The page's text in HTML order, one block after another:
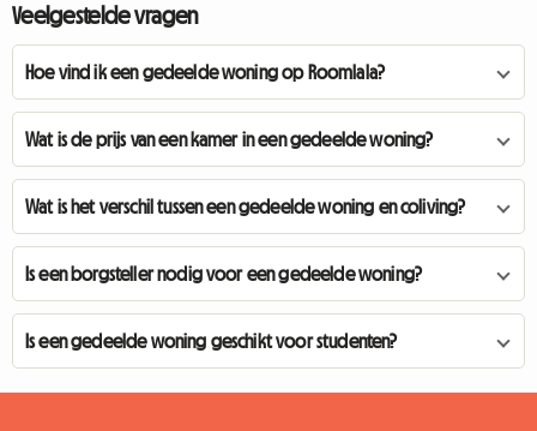
Veelgestelde vragen
Hoe vind ik een gedeelde woning op Roomlala?
Wat is de prijs van een kamer in een gedeelde woning?
Wat is het verschil tussen een gedeelde woning en coliving?
Is een borgsteller nodig voor een gedeelde woning?
Is een gedeelde woning geschikt voor studenten?